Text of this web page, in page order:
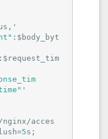
:$body_byt
:$request_tim
'
5s;